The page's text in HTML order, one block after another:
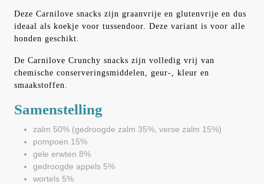
Deze Carnilove snacks zijn graanvrije en glutenvrije en dus
ideaal als koekje voor tussendoor. Deze variant is voor alle
honden geschikt.
De Carnilove Crunchy snacks zijn volledig vrij van
chemische conserveringsmiddelen, geur-, kleur en
smaakstoffen.
Samenstelling
zalm 50% (gedroogde zalm 35%, verse zalm 15%)
pompoen 15%
gele erwten 8%
gedroogde appels 5%
wortels 5%